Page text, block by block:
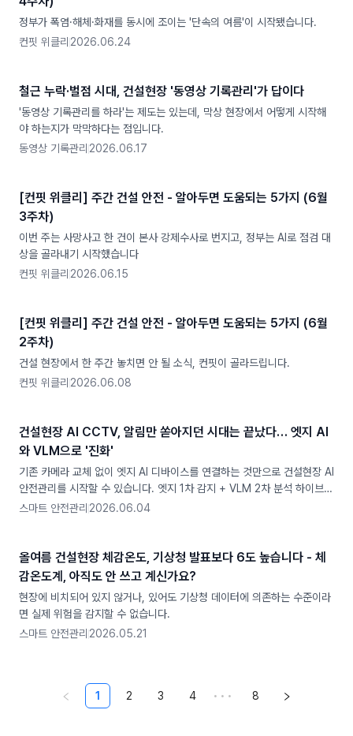
정부가 폭염·해체·화재를 동시에 조이는 '단속의 여름'이 시작됐습니다.
컨핏 위클리 2026.06.24
철근 누락·벌점 시대, 건설현장 '동영상 기록관리'가 답이다
'동영상 기록관리를 하라'는 제도는 있는데, 막상 현장에서 어떻게 시작해
야 하는지가 막막하다는 점입니다.
동영상 기록관리 2026.06.17
[컨핏 위클리] 주간 건설 안전 - 알아두면 도움되는 5가지 (6월
3주차)
이번 주는 사망사고 한 건이 본사 강제수사로 번지고, 정부는 AI로 점검 대
상을 골라내기 시작했습니다
컨핏 위클리 2026.06.15
[컨핏 위클리] 주간 건설 안전 - 알아두면 도움되는 5가지 (6월
2주차)
건설 현장에서 한 주간 놓치면 안 될 소식, 컨핏이 골라드립니다.
컨핏 위클리 2026.06.08
건설현장 AI CCTV, 알림만 쏟아지던 시대는 끝났다… 엣지 AI
와 VLM으로 '진화'
기존 카메라 교체 없이 엣지 AI 디바이스를 연결하는 것만으로 건설현장 AI
안전관리를 시작할 수 있습니다. 엣지 1차 감지 + VLM 2차 분석 하이브리
드 구조로 복합위험을 판단하고, 보고서와 TBM까지 자동화하는 엣지 AI
스마트 안전관리 2026.06.04
올여름 건설현장 체감온도, 기상청 발표보다 6도 높습니다 - 체
감온도계, 아직도 안 쓰고 계신가요?
현장에 비치되어 있지 않거나, 있어도 기상청 데이터에 의존하는 수준이라
면 실제 위험을 감지할 수 없습니다.
스마트 안전관리 2026.05.21
1 2 3 4 ••• 8